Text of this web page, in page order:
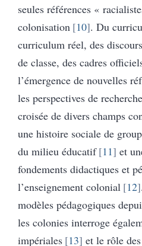
seules références «
colonisation 10 . Du
curriculum réel, des
de classe, des cadres
l’émergence de nouvelles
les perspectives de
croisée de divers champs
une histoire sociale de
du milieu éducatif 11 et
fondements didactiques et
l’enseignement colonial 12
modèles pédagogiques
les colonies interroge
impériales 13 et le rôle